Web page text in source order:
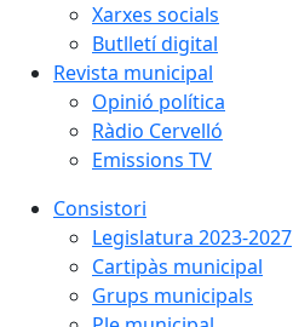
Xarxes socials
Butlletí digital
Revista municipal
Opinió política
Ràdio Cervelló
Emissions TV
Consistori
Legislatura 2023-2027
Cartipàs municipal
Grups municipals